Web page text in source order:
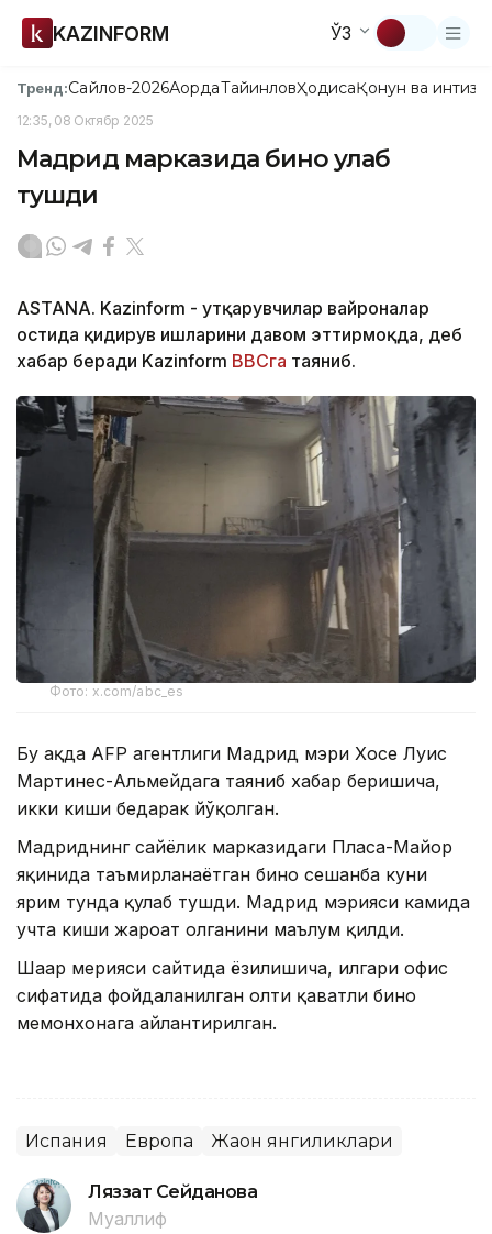
KAZINFORM ЎЗ
Тренд:Сайлов-2026АқордаТайинловҲодисаҚонун ва
12:35, 08 Октябр 2025
Мадрид марказида бино қулаб
тушди
ASTANA. Kazinform - Қутқарувчилар вайроналар
остида қидирув ишларини давом эттирмоқда, деб
хабар беради Kazinform BBCга таяниб.
Фото: x.com/abc_es
Бу ҳақда AFP агентлиги Мадрид мэри Хосе Луис
Мартинес-Альмейдага таяниб хабар беришича,
икки киши бедарак йўқолган.
Мадриднинг сайёҳлик марказидаги Пласа-Майор
яқинида таъмирланаётган бино сешанба куни
ярим тунда қулаб тушди. Мадрид мэрияси камида
учта киши жароҳат олганини маълум қилди.
Шаҳар мерияси сайтида ёзилишича, илгари офис
сифатида фойдаланилган олти қаватли бино
меҳмонхонага айлантирилган.
Испания Европа Жаҳон янгиликлари
Ляззат Сейданова
Муаллиф